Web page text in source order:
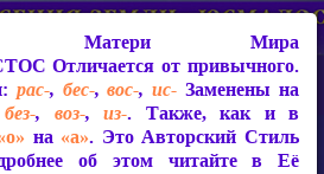
Матери Мира
Отличается от привычного.
рас-, бес-,вос-,ис- Заменены на
без-, воз-,из-. Также, как и в
на «а». Это Авторский Стиль
об этом читайте в Её